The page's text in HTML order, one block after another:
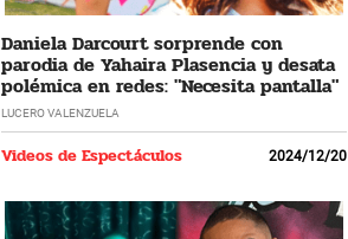
Daniela Darcourt sorprende con
parodia de Yahaira Plasencia y desata
polémica en redes: "Necesita pantalla"
LUCERO VALENZUELA
Videos de Espectáculos 2024/12/20